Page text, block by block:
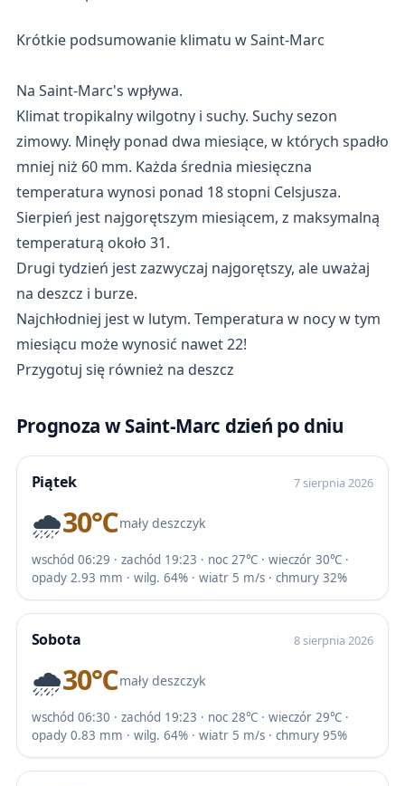
Krótkie podsumowanie klimatu w Saint-Marc
Na Saint-Marc's wpływa.
Klimat tropikalny wilgotny i suchy. Suchy sezon
zimowy. Minęły ponad dwa miesiące, w których spadło
mniej niż 60 mm. Każda średnia miesięczna
temperatura wynosi ponad 18 stopni Celsjusza.
Sierpień jest najgorętszym miesiącem, z maksymalną
temperaturą około 31.
Drugi tydzień jest zazwyczaj najgorętszy, ale uważaj
na deszcz i burze.
Najchłodniej jest w lutym. Temperatura w nocy w tym
miesiącu może wynosić nawet 22!
Przygotuj się również na deszcz
Prognoza w Saint-Marc dzień po dniu
Piątek 7 sierpnia 2026
🌧️30℃mały deszczyk
wschód 06:29 · zachód 19:23 · noc 27℃ · wieczór 30℃ ·
opady 2.93 mm · wilg. 64% · wiatr 5 m/s · chmury 32%
Sobota 8 sierpnia 2026
🌧️30℃mały deszczyk
wschód 06:30 · zachód 19:23 · noc 28℃ · wieczór 29℃ ·
opady 0.83 mm · wilg. 64% · wiatr 5 m/s · chmury 95%